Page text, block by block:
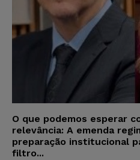
O que podemos esperar
relevância: A emenda
preparação institucional
filtro...